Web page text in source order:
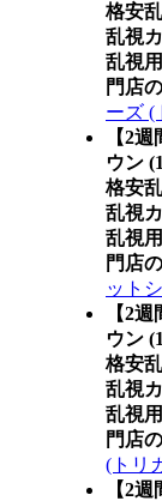
格安
乱視
乱視
門店
ーズ (
【2
ウン
格安
乱視
乱視
門店
ット
【2
ウン
格安
乱視
乱視
門店
(トリ
【2